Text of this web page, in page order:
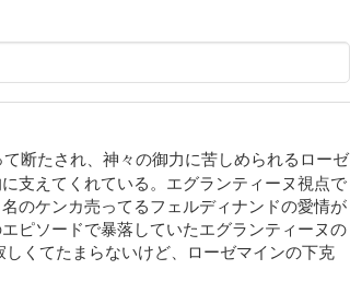
断たされ、神々の御力に苦しめられるローゼ
支えてくれている。エグランティーヌ視点で
のケンカ売ってるフェルディナンドの愛情が
ピソードで暴落していたエグランティーヌの
くてたまらないけど、ローゼマインの下克